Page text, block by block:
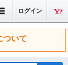
ログイン
ついて